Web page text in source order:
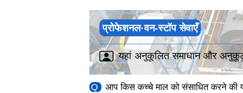
प्रोफेशनल·वन-स्टॉप सेवाएँ
यहां अनुकूलित समाधान और अनुकूल
Q
आप किस कच्चे माल को संसाधित करने की